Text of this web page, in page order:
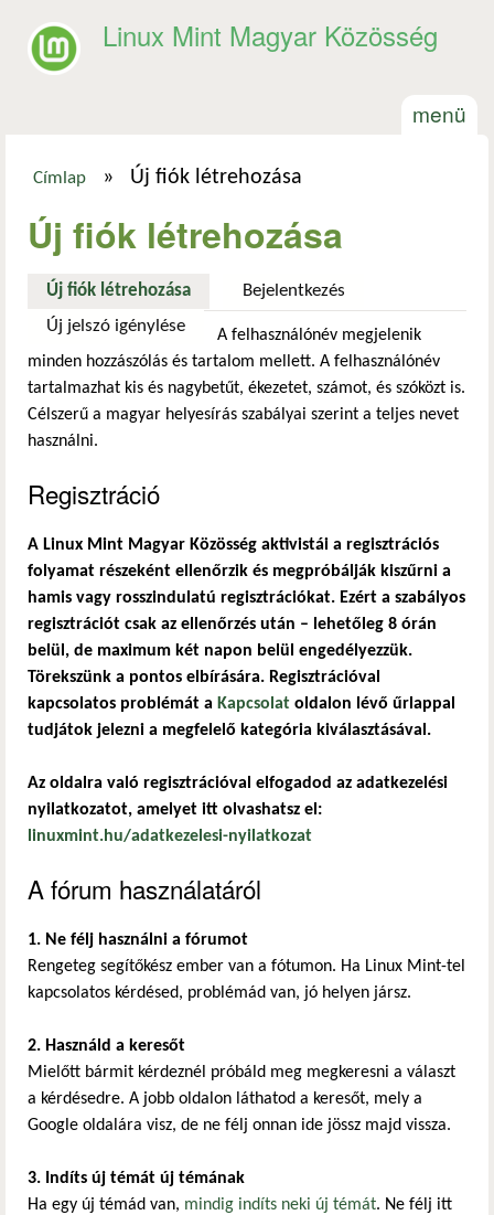
Linux Mint Magyar Közösség
menü
Jelenlegi hely
Címlap » Új fiók létrehozása
Új fiók létrehozása
Új fiók létrehozása (aktív fül)Bejelentkezés
Új jelszó igénylése
A felhasználónév megjelenik
minden hozzászólás és tartalom mellett. A felhasználónév
tartalmazhat kis és nagybetűt, ékezetet, számot, és szóközt is.
Célszerű a magyar helyesírás szabályai szerint a teljes nevet
használni.
Regisztráció
A Linux Mint Magyar Közösség aktivistái a regisztrációs
folyamat részeként ellenőrzik és megpróbálják kiszűrni a
hamis vagy rosszindulatú regisztrációkat. Ezért a szabályos
regisztrációt csak az ellenőrzés után – lehetőleg 8 órán
belül, de maximum két napon belül engedélyezzük.
Törekszünk a pontos elbírására. Regisztrációval
kapcsolatos problémát a Kapcsolat oldalon lévő űrlappal
tudjátok jelezni a megfelelő kategória kiválasztásával.
Az oldalra való regisztrációval elfogadod az adatkezelési
nyilatkozatot, amelyet itt olvashatsz el:
linuxmint.hu/adatkezelesi-nyilatkozat
A fórum használatáról
1. Ne félj használni a fórumot
Rengeteg segítőkész ember van a fótumon. Ha Linux Mint-tel
kapcsolatos kérdésed, problémád van, jó helyen jársz.
2. Használd a keresőt
Mielőtt bármit kérdeznél próbáld meg megkeresni a választ
a kérdésedre. A jobb oldalon láthatod a keresőt, mely a
Google oldalára visz, de ne félj onnan ide jössz majd vissza.
3. Indíts új témát új témának
Ha egy új témád van, mindig indíts neki új témát. Ne félj itt